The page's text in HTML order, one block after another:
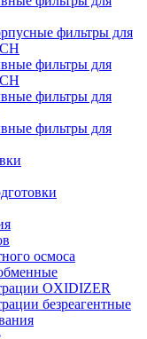
фильтры для
фильтры для
фильтры для
фильтры для
осмоса
OXIDIZER
безреагентные